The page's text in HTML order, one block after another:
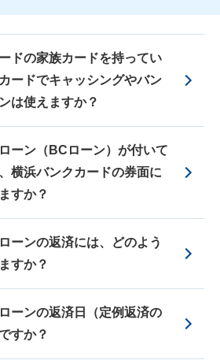
ドの家族カードを持ってい
ードでキャッシングやバン
は使えますか？
ーン（BCローン）が付いて
横浜バンクカードの券面に
すか？
ーンの返済には、どのよう
すか？
ーンの返済日（定例返済の
すか？